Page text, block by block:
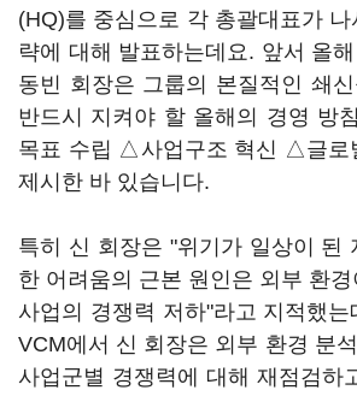
(HQ)를 중심으로 각 총괄대표가
략에 대해 발표하는데요. 앞서 올
동빈 회장은 그룹의 본질적인 쇄신
반드시 지켜야 할 올해의 경영 방
목표 수립 △사업구조 혁신 △글로
제시한 바 있습니다.
특히 신 회장은 "위기가 일상이 된
한 어려움의 근본 원인은 외부 환
사업의 경쟁력 저하"라고 지적했는
VCM에서 신 회장은 외부 환경 분
사업군별 경쟁력에 대해 재점검하